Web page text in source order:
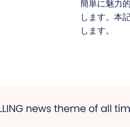
簡単に魅力
します。本
します。